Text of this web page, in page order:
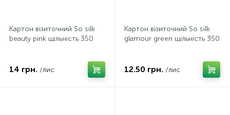
Картон візиточний So silk
beauty pink щільність 350
14 грн. /лис
Картон візиточний So silk
glamour green щільність 350
12.50 грн. /лис